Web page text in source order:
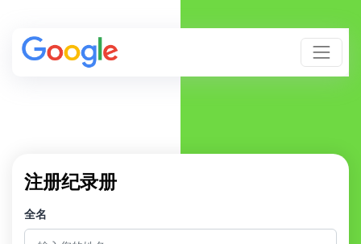
注册纪录册
全名